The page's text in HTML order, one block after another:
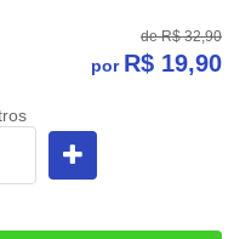
de R$ 32,90
por R$ 19,90